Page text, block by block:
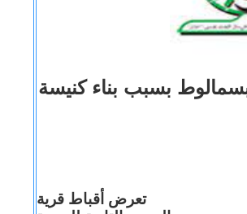
بسبب بناء كنيسة
تعرض أقباط قرية